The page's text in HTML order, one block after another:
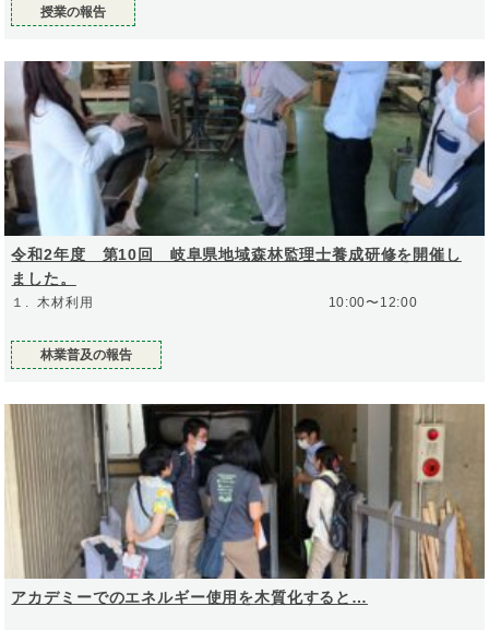
授業の報告
令和2年度 第10回 岐阜県地域森林監理士養成研修を開催し
ました。
林業普及の報告
アカデミーでのエネルギー使用を木質化すると…